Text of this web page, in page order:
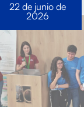
22 de junio de
2026